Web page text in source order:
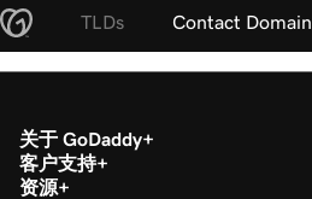
TLDs Contact Domain
关于 GoDaddy
客户支持
资源